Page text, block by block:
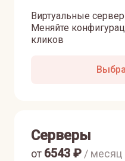
Виртуальные
Меняйте
кликов
Серверы
от 6543 ₽ / месяц